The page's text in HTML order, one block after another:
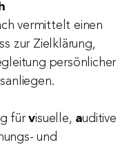
vermittelt einen
zur Zielklärung,
persönlicher
für visuelle, auditive
und